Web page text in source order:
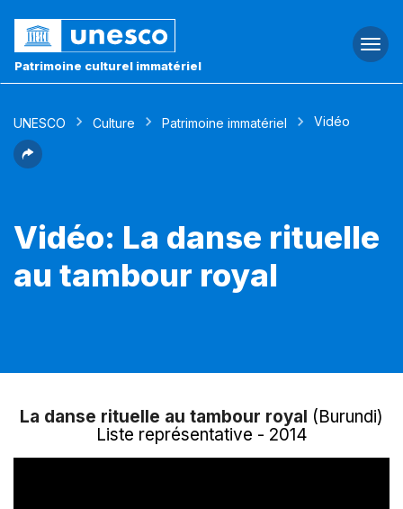
Patrimoine culturel immatériel
UNESCO Culture Patrimoine immatériel Vidéo
Vidéo: La danse rituelle
au tambour royal
La danse rituelle au tambour royal (Burundi)
Liste représentative - 2014